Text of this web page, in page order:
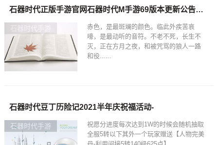
石器时代正版手游官网石器时代M手游69版本更新公告：月圆之夜 狼人乱杀
赤色，是最斑斓的颜色。临此外疾苦哀
嚎，是最动听的音符。不老不死，长生不
灭，正在方月之夜，和被咒骂的狼人一路
和役......
石器时代手游
石器时代豆丁历险记2021半年庆祝福活动-
祝愿分进度每次达到1W的时候会随机抽取
全服5转以下其外一个玩家赠送【人物完美